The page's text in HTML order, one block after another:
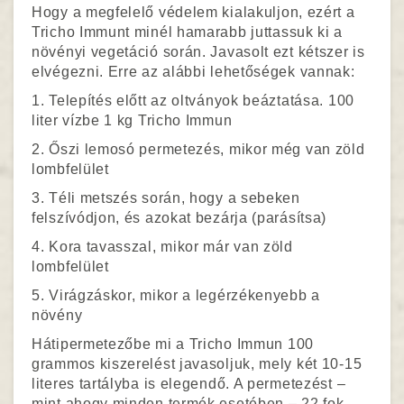
Hogy a megfelelő védelem kialakuljon, ezért a
Tricho Immunt minél hamarabb juttassuk ki a
növényi vegetáció során. Javasolt ezt kétszer is
elvégezni. Erre az alábbi lehetőségek vannak:
1. Telepítés előtt az oltványok beáztatása. 100
liter vízbe 1 kg Tricho Immun
2. Őszi lemosó permetezés, mikor még van zöld
lombfelület
3. Téli metszés során, hogy a sebeken
felszívódjon, és azokat bezárja (parásítsa)
4. Kora tavasszal, mikor már van zöld
lombfelület
5. Virágzáskor, mikor a legérzékenyebb a
növény
Hátipermetezőbe mi a Tricho Immun 100
grammos kiszerelést javasoljuk, mely két 10-15
literes tartályba is elegendő. A permetezést –